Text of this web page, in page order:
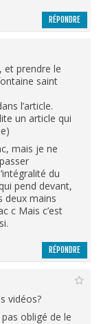
RÉPONDRE
et prendre le
saint
l’article.
un article qui
mais je ne
du
pend devant,
deux mains
c Mais c’est
RÉPONDRE
vidéos?
pas obligé de le